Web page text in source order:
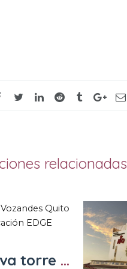
relacionadas
La nueva torre clínica del Hospital Vozandes Quito establece un nuevo estándar en salud sostenible